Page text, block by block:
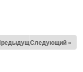
Следующий »